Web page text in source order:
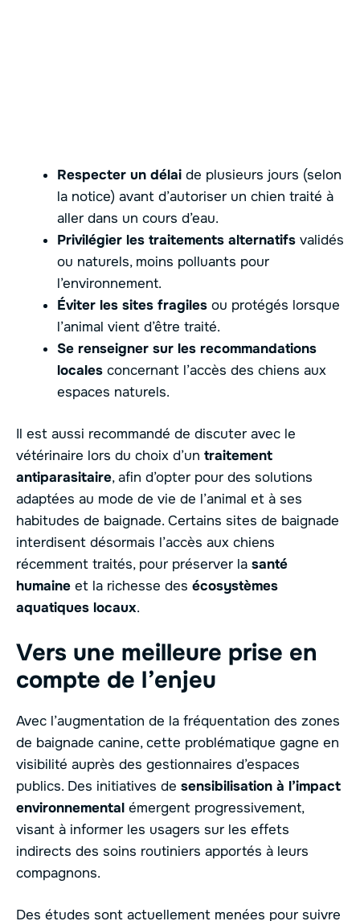
Respecter un délai de plusieurs jours (selon
la notice) avant d’autoriser un chien traité à
aller dans un cours d’eau.
Privilégier les traitements alternatifs validés
ou naturels, moins polluants pour
l’environnement.
Éviter les sites fragiles ou protégés lorsque
l’animal vient d’être traité.
Se renseigner sur les recommandations
locales concernant l’accès des chiens aux
espaces naturels.
Il est aussi recommandé de discuter avec le
vétérinaire lors du choix d’un traitement
antiparasitaire, afin d’opter pour des solutions
adaptées au mode de vie de l’animal et à ses
habitudes de baignade. Certains sites de baignade
interdisent désormais l’accès aux chiens
récemment traités, pour préserver la santé
humaine et la richesse des écosystèmes
aquatiques locaux.
Vers une meilleure prise en
compte de l’enjeu
Avec l’augmentation de la fréquentation des zones
de baignade canine, cette problématique gagne en
visibilité auprès des gestionnaires d’espaces
publics. Des initiatives de sensibilisation à l’impact
environnemental émergent progressivement,
visant à informer les usagers sur les effets
indirects des soins routiniers apportés à leurs
compagnons.
Des études sont actuellement menées pour suivre